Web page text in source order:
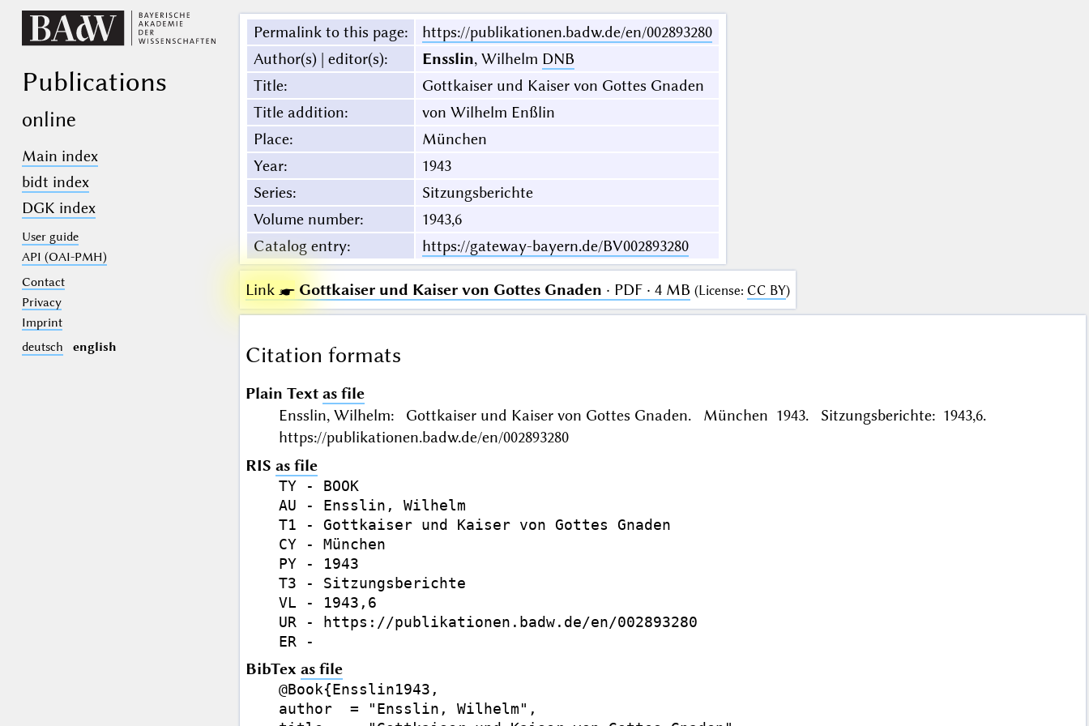
Publications
online
Main index
bidt index
DGK index
User guide
API (OAI-PMH)
Contact
Privacy
Imprint
deutsch
english
Permalink to this page:
https://publikationen.badw.de/en/002893280
Author(s) | editor(s): Ensslin, Wilhelm DNB
Title:
Gottkaiser und Kaiser von Gottes Gnaden
Title addition:
von Wilhelm Enßlin
Place:
München
Year:
1943
Series:
Sitzungsberichte
Volume number:
1943,6
Catalog entry: https://gateway-bayern.de/BV002893280
Link ☛ Gottkaiser und Kaiser von Gottes Gnaden · PDF · 4 MB (License: CC BY)
Citation formats
Plain Text as file
Ensslin, Wilhelm: Gottkaiser und Kaiser von Gottes Gnaden. München 1943. Sitzungsberichte: 1943,6.
https://publikationen.badw.de/en/002893280
RIS as file
TY - BOOK
AU - Ensslin, Wilhelm
T1 - Gottkaiser und Kaiser von Gottes Gnaden
CY - München
PY - 1943
T3 - Sitzungsberichte
VL - 1943,6
UR - https://publikationen.badw.de/en/002893280
BibTex as file
@Book{Ensslin1943,
author  = "Ensslin, Wilhelm",